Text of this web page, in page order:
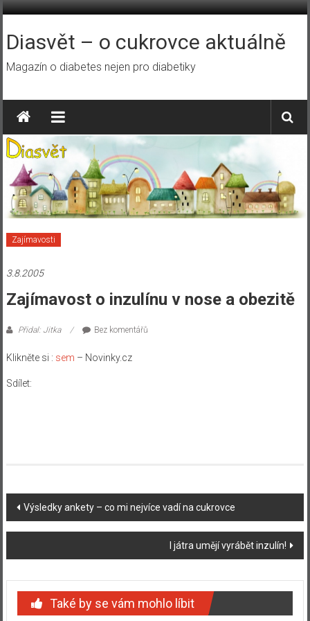
Přeskočit
obsah
Diasvět – o cukrovce aktuálně
Magazín o diabetes nejen pro diabetiky
Zajímavosti
3.8.2005
Zajímavost o inzulínu v nose a obezitě
Přidal: Jitka Bez komentářů
Klikněte si : sem – Novinky.cz
Sdílet:
Navigace
příspěvku
Výsledky ankety – co mi nejvíce vadí na cukrovce
I játra umějí vyrábět inzulín!
Také by se vám mohlo líbit